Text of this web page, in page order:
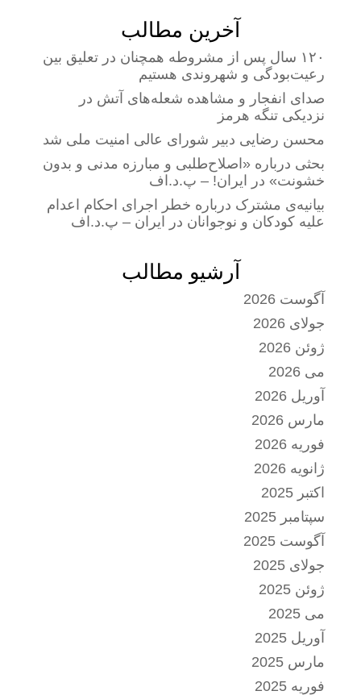
آخرین مطالب
۱۲۰ سال پس از مشروطه همچنان در تعلیق بین
رعیت‌بودگی و شهروندی هستیم
صدای انفجار و مشاهده شعله‌های آتش در
نزدیکی تنگه هرمز
محسن رضایی دبیر شورای عالی امنیت ملی شد
بحثی درباره «اصلاح‌طلبی و مبارزه مدنی و بدون
خشونت» در ایران! – پ.د.اف
بیانیه‌ی مشترک درباره خطر اجرای احکام اعدام
علیه کودکان و نوجوانان در ایران – پ.د.اف
آرشیو مطالب
آگوست 2026
جولای 2026
ژوئن 2026
می 2026
آوریل 2026
مارس 2026
فوریه 2026
ژانویه 2026
اکتبر 2025
سپتامبر 2025
آگوست 2025
جولای 2025
ژوئن 2025
می 2025
آوریل 2025
مارس 2025
فوریه 2025